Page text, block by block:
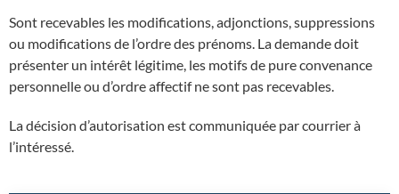
Sont recevables les modifications, adjonctions, suppressions
ou modifications de l’ordre des prénoms. La demande doit
présenter un intérêt légitime, les motifs de pure convenance
personnelle ou d’ordre affectif ne sont pas recevables.
La décision d’autorisation est communiquée par courrier à
l’intéressé.